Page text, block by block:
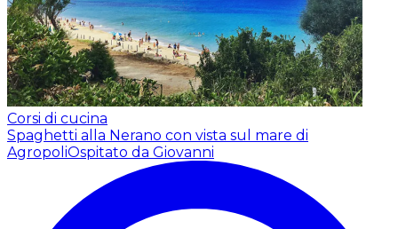
Corsi di cucina
Spaghetti alla Nerano con vista sul mare di
AgropoliOspitato da Giovanni